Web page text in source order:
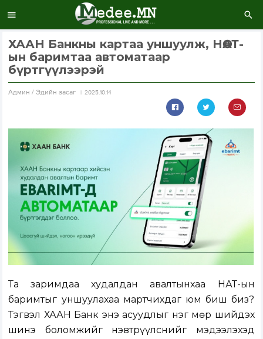
ХААН Банкны картаа уншуулж, НӨАТ-
ын баримтаа автоматаар
бүртгүүлээрэй
Aдмин / Эдийн засаг 2025.10.14
Та заримдаа худалдан авалтынхаа НӨАТ-ын
баримтыг уншуулахаа мартчихдаг юм биш биз?
Тэгвэл ХААН Банк энэ асуудлыг нэг мөр шийдэх
шинэ боломжийг нэвтрүүлснийг мэдээлэхэд